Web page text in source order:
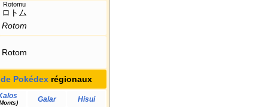
ロトム
Rotomu
Rotom
Rotom
Pokédex régionaux
Galar Hisui